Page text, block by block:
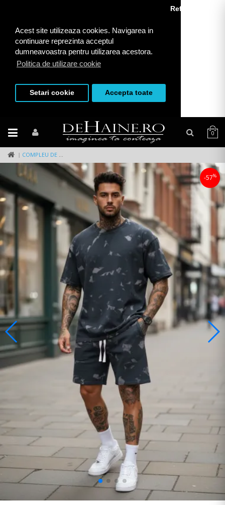
Acest site utilizeaza cookies. Navigarea in
continuare reprezinta acceptul
dumneavoastra pentru utilizarea acestora.
Politica de utilizare cookie
Refuza toate
Setari cookie Accepta toate
0
COMPLEU DE VARA TRICOU OVERSIZE + PANTALONI NEGRU 2504 P18-5.1
-57%